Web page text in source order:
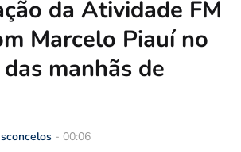
da Atividade FM
Marcelo Piauí no
manhãs de
- 00:06